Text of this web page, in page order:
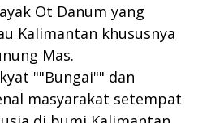
Ot Danum yang
Kalimantan khususnya
Mas.
""Bungai"" dan
masyarakat setempat